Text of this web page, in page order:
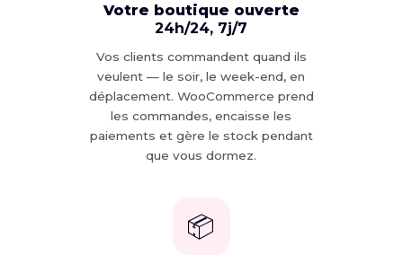
Votre boutique ouverte
24h/24, 7j/7
Vos clients commandent quand ils
veulent — le soir, le week-end, en
déplacement. WooCommerce prend
les commandes, encaisse les
paiements et gère le stock pendant
que vous dormez.
📦